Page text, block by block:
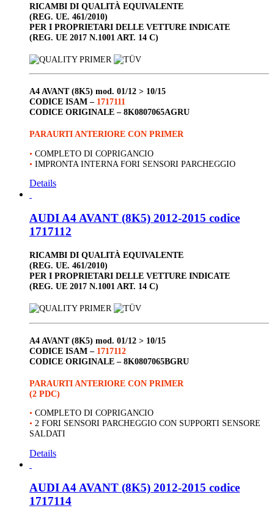
RICAMBI DI QUALITÀ EQUIVALENTE
(REG. UE. 461/2010)
PER I PROPRIETARI DELLE VETTURE INDICATE
(REG. UE 2017 N.1001 ART. 14 C)
A4 AVANT (8K5) mod. 01/12 > 10/15
CODICE ISAM – 1717111
CODICE ORIGINALE – 8K0807065AGRU
PARAURTI ANTERIORE CON PRIMER
• COMPLETO DI COPRIGANCIO
• IMPRONTA INTERNA FORI SENSORI PARCHEGGIO
Details
AUDI A4 AVANT (8K5) 2012-2015 codice
1717112
RICAMBI DI QUALITÀ EQUIVALENTE
(REG. UE. 461/2010)
PER I PROPRIETARI DELLE VETTURE INDICATE
(REG. UE 2017 N.1001 ART. 14 C)
A4 AVANT (8K5) mod. 01/12 > 10/15
CODICE ISAM – 1717112
CODICE ORIGINALE – 8K0807065BGRU
PARAURTI ANTERIORE CON PRIMER
(2 PDC)
• COMPLETO DI COPRIGANCIO
• 2 FORI SENSORI PARCHEGGIO CON SUPPORTI SENSORE
SALDATI
Details
AUDI A4 AVANT (8K5) 2012-2015 codice
1717114